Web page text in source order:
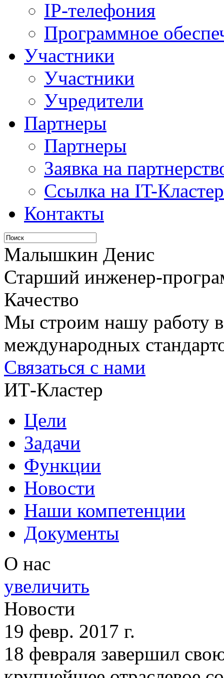
IP-телефония
Программное
Участники
Участники
Учредители
Партнеры
Партнеры
Заявка на
Ссылка на IT-Кластер
Контакты
Малышкин Денис
Старший инженер-
Качество
Мы строим нашу работу в
международных
Связаться с нами
ИТ-Кластер
Цели
Задачи
Функции
Новости
Наши компетенции
Документы
О нас
увеличить
Новости
19 февр. 2017 г.
18 февраля завершил